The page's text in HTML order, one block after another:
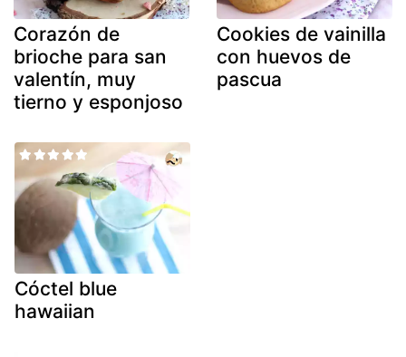
Corazón de
brioche para san
valentín, muy
tierno y esponjoso
Cookies de vainilla
con huevos de
pascua
Cóctel blue
hawaiian